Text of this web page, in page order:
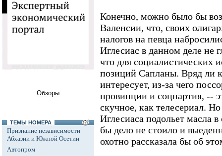
Обзоры
ТЕМЫ НОМЕРА
Признание независимости
Абхазии и Южной Осетии
Автопром
Конечно, можно было бы
Валенсии, что, своих
налогов на певца
Иглесиас в данном деле не
что для социалистических
позиций Сапланы. Вряд ли
интересует, из-за чего
провинции и соцпартия, --
скучное, как телесериал.
Иглесиаса подольет масла
бы дело не стоило и
охотно рассказала бы об